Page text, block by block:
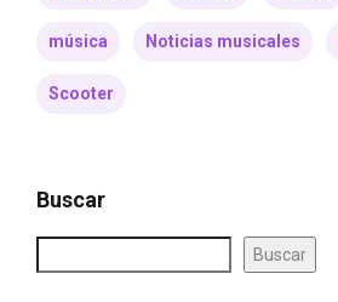
música Noticias musicales
Scooter
Buscar
Buscar